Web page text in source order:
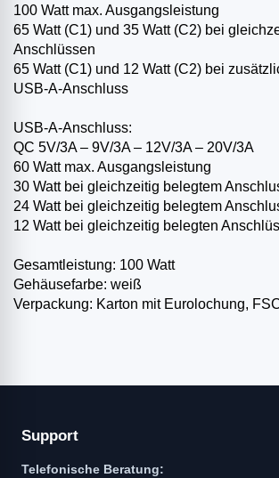
100 Watt max. Ausgangsleistung
65 Watt (C1) und 35 Watt (C2) bei
Anschlüssen
65 Watt (C1) und 12 Watt (C2) bei
USB-A-Anschluss
USB-A-Anschluss:
QC 5V/3A – 9V/3A – 12V/3A – 20V/3A
60 Watt max. Ausgangsleistung
30 Watt bei gleichzeitig belegtem
24 Watt bei gleichzeitig belegtem
12 Watt bei gleichzeitig belegten
Gesamtleistung: 100 Watt
Gehäusefarbe: weiß
Verpackung: Karton mit Eurolochung,
Support
Telefonische Beratung: